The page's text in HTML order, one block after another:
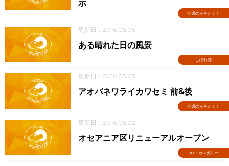
今週のイチオシ！
示
更新日：2016.05.06
こぼれ話
ある晴れた日の風景
更新日：2016.05.03
今週のイチオシ！
アオバネワライカワセミ 前&後
更新日：2016.05.02
OH！カンガルー
オセアニア区リニューアルオープン